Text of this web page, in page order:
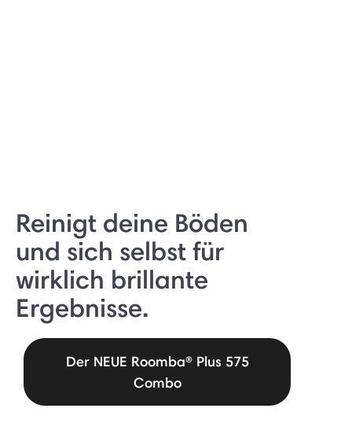
Reinigt deine Böden
und sich selbst für
wirklich brillante
Ergebnisse.
Der NEUE Roomba® Plus 575
Combo